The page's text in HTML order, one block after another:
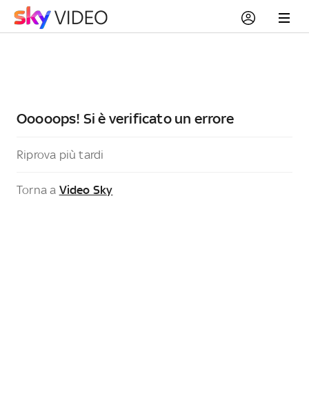
Ooooops! Si è verificato un errore
Riprova più tardi
Torna a Video Sky